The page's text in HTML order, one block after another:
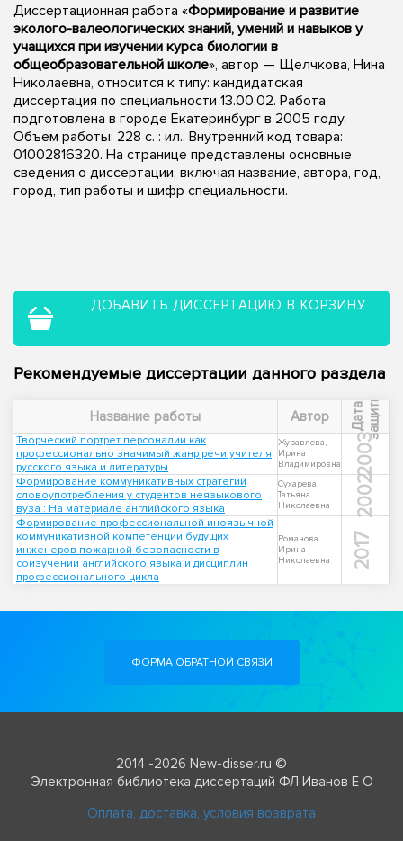
Диссертационная работа «Формирование и развитие
эколого-валеологических знаний, умений и навыков у
учащихся при изучении курса биологии в
общеобразовательной школе», автор — Щелчкова, Нина
Николаевна, относится к типу: кандидатская
диссертация по специальности 13.00.02. Работа
подготовлена в городе Екатеринбург в 2005 году.
Объем работы: 228 с. : ил.. Внутренний код товара:
01002816320. На странице представлены основные
сведения о диссертации, включая название, автора, год,
город, тип работы и шифр специальности.
ДОБАВИТЬ ДИССЕРТАЦИЮ В КОРЗИНУ
Рекомендуемые диссертации данного раздела
Название работы Автор Д
а
т
а
з
а
щ
и
т ы
Творческий портрет персоналии как
профессионально значимый жанр речи учителя
русского языка и литературы
Журавлева,
Ирина
Владимировна
2003
Формирование коммуникативных стратегий
словоупотребления у студентов неязыкового
вуза : На материале английского языка
Сухарева,
Татьяна
Николаевна
2002
Формирование профессиональной иноязычной
коммуникативной компетенции будущих
инженеров пожарной безопасности в
соизучении английского языка и дисциплин
профессионального цикла
Романова
Ирина
Николаевна
2017
ФОРМА ОБРАТНОЙ СВЯЗИ
2014 -2026 New-disser.ru ©
Электронная библиотека диссертаций ФЛ Иванов Е О
Оплата, доставка, условия возврата